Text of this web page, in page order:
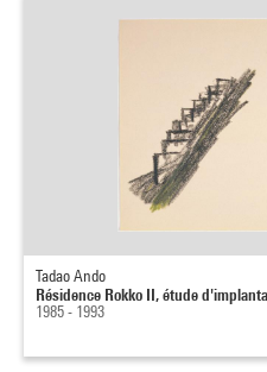
Tadao Ando
Résidence Rokko II, étude
1985 - 1993